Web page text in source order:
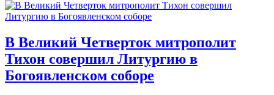
В Великий Четверток митрополит
Тихон совершил Литургию в
Богоявленском соборе